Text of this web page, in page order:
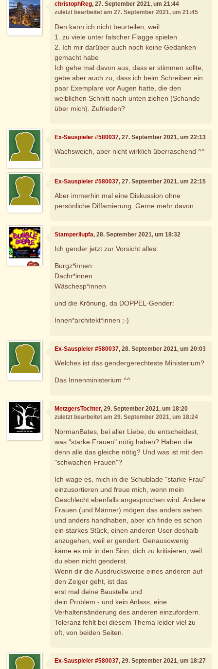
christophReg, 27. September 2021, um 21:44
zuletzt bearbeitet am 27. September 2021, um 21:45
Den kann ich nicht beurteilen, weil
1. zu viele unter falscher Flagge spielen
2. Ich mir darüber auch noch keine Gedanken
gemacht habe
Ich gehe mal davon aus, dass er stimmen sollte,
gebe aber auch zu, dass ich beim Schreiben ein
paar Exemplare vor Augen hatte, die den
weiblichen Schnitt nach unten ziehen (Schande
über mich). Zufrieden?
Ex-Sauspieler #580037, 27. September 2021, um 22:13
Wachsweich, aber nicht wirklich überraschend ^^
Ex-Sauspieler #580037, 27. September 2021, um 22:15
Aber immerhin mal eine Diskussion ohne
persönliche Diffamierung. Gerne mehr davon ...
Stamperllupfa, 28. September 2021, um 18:32
Ich gender jetzt zur Vorsicht alles:
Burgz*innen
Dachr*innen
Wäschesp*innen
und die Krönung, da DOPPEL-Gender:
Innen*architekt*innen ;-)
Ex-Sauspieler #580037, 28. September 2021, um 20:03
Welches ist das gendergerechteste Ministerium?
Das Innenministerium ^^
MetzgersTochter, 29. September 2021, um 18:20
zuletzt bearbeitet am 29. September 2021, um 18:24
NormanBates, bei aller Liebe, du entscheidest,
was "starke Frauen" nötig haben? Haben die
denn alle das gleiche nötig? Und was ist mit den
"schwachen Frauen"?
Ich wage es, mich in die Schublade "starke Frau"
einzusortieren und freue mich, wenn mein
Geschlecht ebenfalls angesprochen wird. Andere
Frauen (und Männer) mögen das anders sehen
und anders handhaben, aber ich finde es schon
ein starkes Stück, einen anderen User deshalb
anzugehen, weil er gendert. Genausowenig
käme es mir in den Sinn, dich zu kritisieren, weil
du eben nicht genderst.
Wenn dir die Ausdrucksweise eines anderen auf
den Zeiger geht, ist das
erst mal deine Baustelle und
dein Problem - und kein Anlass, eine
Verhaltensänderung des anderen einzufordern.
Toleranz fehlt bei diesem Thema leider viel zu
oft, von beiden Seiten.
Ex-Sauspieler #580037, 29. September 2021, um 18:27